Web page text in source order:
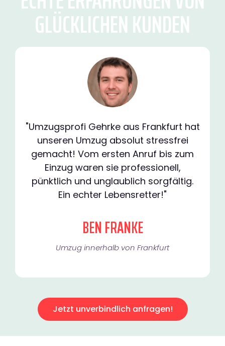
GLÜCKLICHEN KUNDEN
"Umzugsprofi Gehrke aus Frankfurt hat
unseren Umzug absolut stressfrei
gemacht! Vom ersten Anruf bis zum
Einzug waren sie professionell,
pünktlich und unglaublich sorgfältig.
Ein echter Lebensretter!"
BEN FRANKE
Umzug innerhalb von Frankfurt​
Jetzt unverbindlich anfragen!